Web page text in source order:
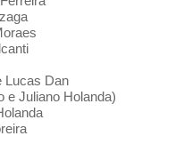
Lucas Dan
e Juliano Holanda)